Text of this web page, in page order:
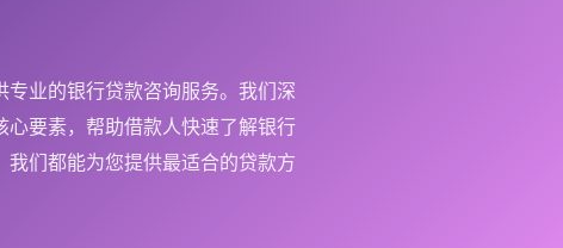
业的银行贷款咨询服务。我们深
心要素，帮助借款人快速了解银行
们都能为您提供最适合的贷款方